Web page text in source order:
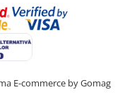
E-commerce by Gomag